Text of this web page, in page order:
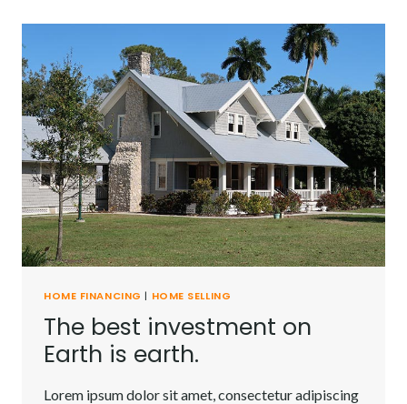
HOME FINANCING | HOME SELLING
The best investment on
Earth is earth.
Lorem ipsum dolor sit amet, consectetur adipiscing